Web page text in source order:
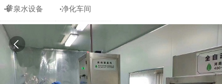
备
矿泉水设备 净化车间